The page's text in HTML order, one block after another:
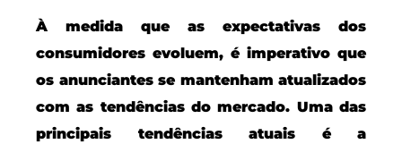
À medida que as expectativas dos
consumidores evoluem, é imperativo que
os anunciantes se mantenham atualizados
com as tendências do mercado. Uma das
principais tendências atuais é a